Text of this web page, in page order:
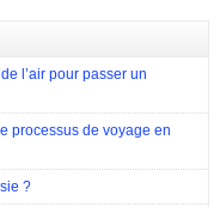
proximité immédiate des
la guerre en Afghanistan.
l’air pour passer un
processus de voyage en
?